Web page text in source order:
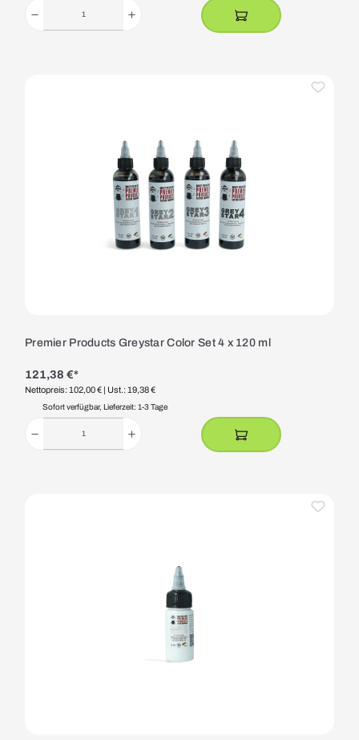
Premier Products Greystar Color Set 4 x 120 ml
121,38 €*
Nettopreis: 102,00 € | Ust.: 19,38 €
Sofort verfügbar, Lieferzeit: 1-3 Tage